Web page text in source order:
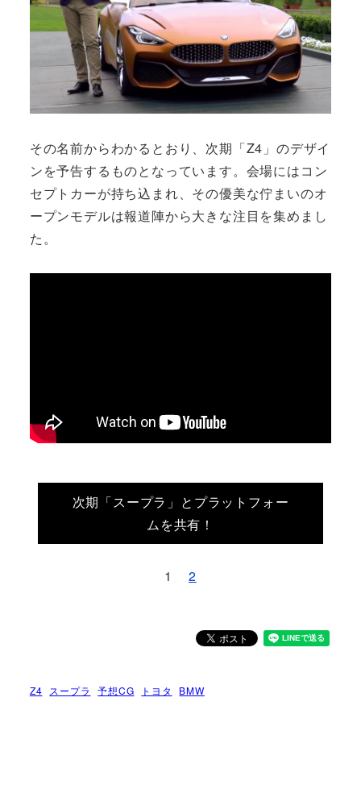
その名前からわかるとおり、次期「Z4」のデザイ
ンを予告するものとなっています。会場にはコン
セプトカーが持ち込まれ、その優美な佇まいのオ
ープンモデルは報道陣から大きな注目を集めまし
た。
次期「スープラ」とプラットフォー
ムを共有！
1 2
Z4 スープラ 予想CG トヨタ BMW